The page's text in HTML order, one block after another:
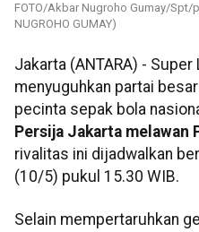
FOTO/Akbar Nugroho Gumay/Spt/
NUGROHO GUMAY)
Jakarta (ANTARA) -
menyuguhkan partai
pecinta sepak bola
Persija Jakarta melawan
rivalitas ini dijadwalkan
(10/5) pukul 15.30 WIB.
Selain mempertaruhkan